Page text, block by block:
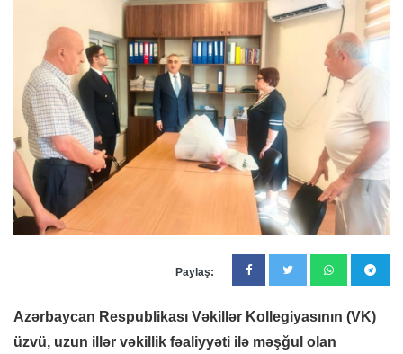
Paylaş:
Azərbaycan Respublikası Vəkillər Kollegiyasının (VK)
üzvü, uzun illər vəkillik fəaliyyəti ilə məşğul olan